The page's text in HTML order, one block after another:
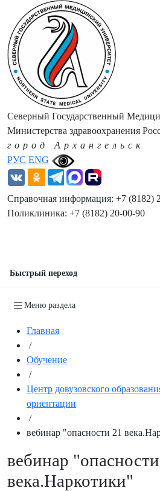
РУС ENG
Северный Государственный
Министерства здравоохранения
город Архангельск
Справочная информация: +7 (8182)
Поликлиника: +7 (8182) 20-00-90
Быстрый переход
Меню раздела
Главная
/
Обучение
/
Центр довузовского
ориентации
/
вебинар "опасности 21
вебинар
века.Наркотики"